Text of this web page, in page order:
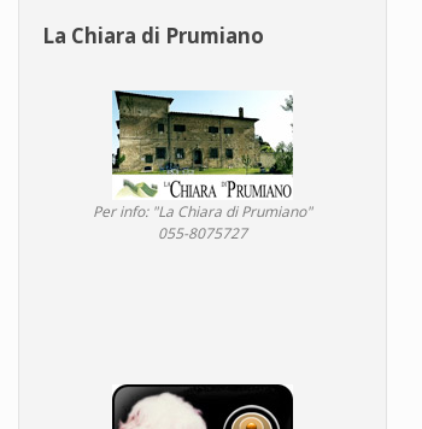
La Chiara di Prumiano
Per info: "La Chiara di Prumiano"
055-8075727